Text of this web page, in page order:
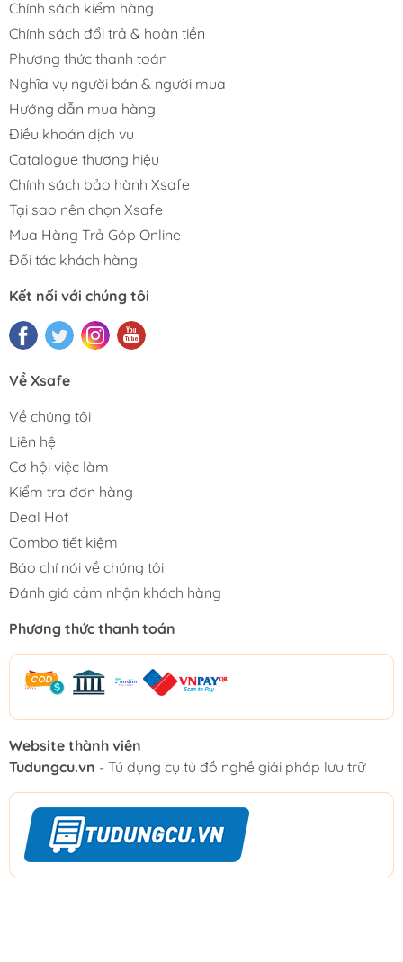
Chính sách kiểm hàng
Chính sách đổi trả & hoàn tiền
Phương thức thanh toán
Nghĩa vụ người bán & người mua
Hướng dẫn mua hàng
Điều khoản dịch vụ
Catalogue thương hiệu
Chính sách bảo hành Xsafe
Tại sao nên chọn Xsafe
Mua Hàng Trả Góp Online
Đối tác khách hàng
Kết nối với chúng tôi
Về Xsafe
Về chúng tôi
Liên hệ
Cơ hội việc làm
Kiểm tra đơn hàng
Deal Hot
Combo tiết kiệm
Báo chí nói về chúng tôi
Đánh giá cảm nhận khách hàng
Phương thức thanh toán
Website thành viên
Tudungcu.vn - Tủ dụng cụ tủ đồ nghề giải pháp lưu trữ